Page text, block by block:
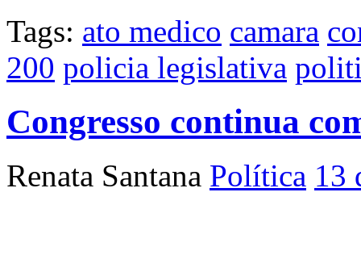
Tags: ato medico camara
200 policia legislativa
Congresso continua
Renata Santana Política 13